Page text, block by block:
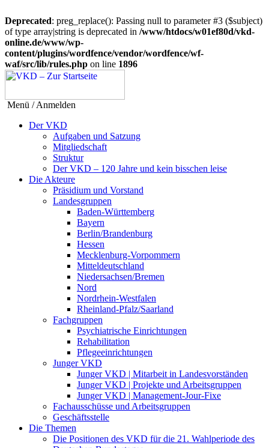
Deprecated: preg_replace(): Passing null to parameter #3 ($subject)
of type array|string is deprecated in /www/htdocs/w01ef80d/vkd-
online.de/www/wp-
content/plugins/wordfence/vendor/wordfence/wf-
waf/src/lib/rules.php on line 1896
Menü / Anmelden
Der VKD
Aufgaben und Satzung
Mitgliedschaft
Struktur
Der VKD – 120 Jahre und kein bisschen leise
Die Akteure
Präsidium und Vorstand
Landesgruppen
Baden-Württemberg
Bayern
Berlin/Brandenburg
Hessen
Mecklenburg-Vorpommern
Mitteldeutschland
Niedersachsen/Bremen
Nord
Nordrhein-Westfalen
Rheinland-Pfalz/Saarland
Fachgruppen
Psychiatrische Einrichtungen
Rehabilitation
Pflegeeinrichtungen
Junger VKD
Junger VKD | Mitarbeit in Landesvorständen
Junger VKD | Projekte und Arbeitsgruppen
Junger VKD | Management-Jour-Fixe
Fachausschüsse und Arbeitsgruppen
Geschäftsstelle
Die Themen
Die Positionen des VKD für die 21. Wahlperiode des